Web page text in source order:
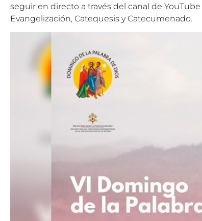
seguir en directo a través del canal de YouTube
Evangelización, Catequesis y Catecumenado.